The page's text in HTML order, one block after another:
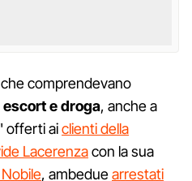
che comprendevano
e droga, anche a
offerti aiclienti della
Lacerenzacon la sua
, ambeduearrestati